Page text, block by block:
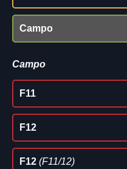
Campo
Campo
F11
F12
F12 (F11/12)